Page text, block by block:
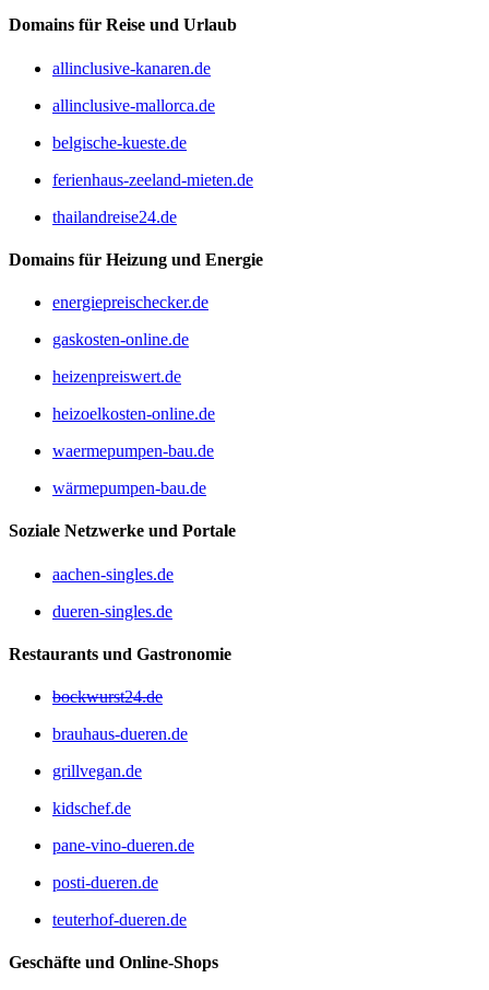
Domains für Reise und Urlaub
allinclusive-kanaren.de
allinclusive-mallorca.de
belgische-kueste.de
ferienhaus-zeeland-mieten.de
thailandreise24.de
Domains für Heizung und Energie
energiepreischecker.de
gaskosten-online.de
heizenpreiswert.de
heizoelkosten-online.de
waermepumpen-bau.de
wärmepumpen-bau.de
Soziale Netzwerke und Portale
aachen-singles.de
dueren-singles.de
Restaurants und Gastronomie
bockwurst24.de
brauhaus-dueren.de
grillvegan.de
kidschef.de
pane-vino-dueren.de
posti-dueren.de
teuterhof-dueren.de
Geschäfte und Online-Shops